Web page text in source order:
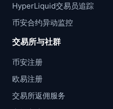
HyperLiquid交易员追踪
币安合约异动监控
交易所与社群
币安注册
欧易注册
交易所返佣服务